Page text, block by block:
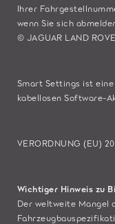
Ihrer
wenn Sie sich
© JAGUAR LAND
Smart Settings ist
kabellosen Software-
VERORDNUNG (EU)
Wichtiger Hinweis zu
Der weltweite Mangel